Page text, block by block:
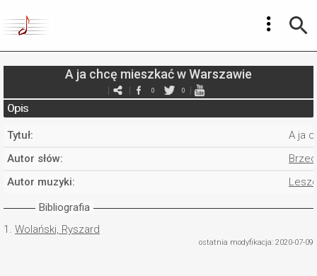
A ja chcę mieszkać w Warszawie
0 0
Opis
Tytuł:
A ja
Autor słów:
Autor muzyki:
Bibliografia
1. Wolański, Ryszard
ostatnia modyfikacja: 2020-07-09